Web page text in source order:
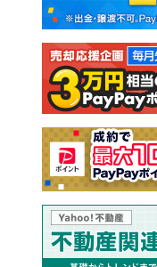
新築一戸建て
注文住宅
売却査定